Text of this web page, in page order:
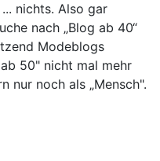
nichts. Also gar
nach „Blog ab 40“
Modeblogs
50" nicht mal mehr
nur noch als „Mensch".